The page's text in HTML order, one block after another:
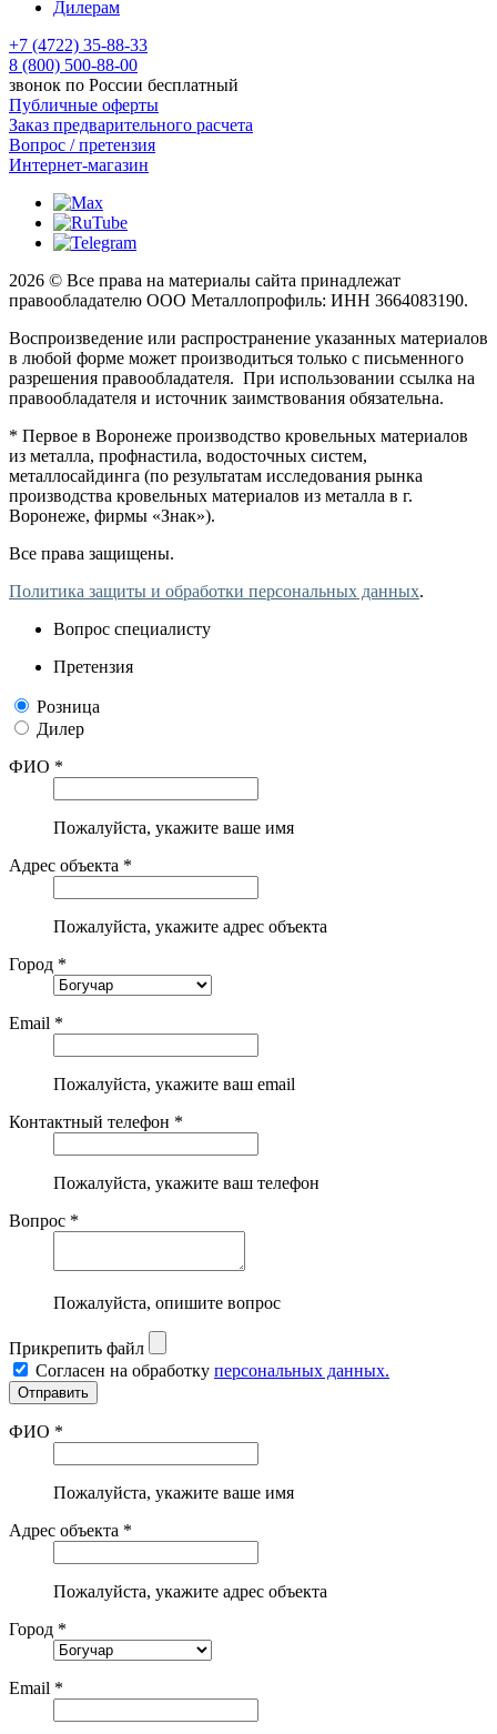
Дилерам
+7 (4722) 35-88-33
8 (800) 500-88-00
звонок по России бесплатный
Публичные оферты
Заказ предварительного расчета
Вопрос / претензия
Интернет-магазин
2026 © Все права на материалы сайта принадлежат
правообладателю ООО Металлопрофиль: ИНН 3664083190.
Воспроизведение или распространение указанных материалов
в любой форме может производиться только с письменного
разрешения правообладателя. При использовании ссылка на
правообладателя и источник заимствования обязательна.
* Первое в Воронеже производство кровельных материалов
из металла, профнастила, водосточных систем,
металлосайдинга (по результатам исследования рынка
производства кровельных материалов из металла в г.
Воронеже, фирмы «Знак»).
Все права защищены.
Политика защиты и обработки персональных данных.
Вопрос специалисту
Претензия
Розница
Дилер
ФИО *
Пожалуйста, укажите ваше имя
Адрес объекта *
Пожалуйста, укажите адрес объекта
Город *
Email *
Пожалуйста, укажите ваш email
Контактный телефон *
Пожалуйста, укажите ваш телефон
Вопрос *
Пожалуйста, опишите вопрос
Прикрепить файл
Согласен на обработку персональных данных.
ФИО *
Пожалуйста, укажите ваше имя
Адрес объекта *
Пожалуйста, укажите адрес объекта
Город *
Email *